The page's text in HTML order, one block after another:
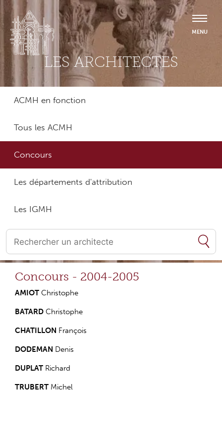
LES ARCHITECTES
ACMH en fonction
Tous les ACMH
Concours
Les départements d'attribution
Les IGMH
Quand les résultats de l'auto-complétion sont disponibles,
Concours - 2004-2005
AMIOT Christophe
BATARD Christophe
CHATILLON François
DODEMAN Denis
DUPLAT Richard
TRUBERT Michel